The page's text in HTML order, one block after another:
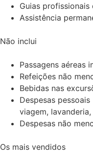
Guias profissionais
Assistência
Não inclui
Passagens aéreas
Refeições não
Bebidas nas
Despesas
viagem, lavanderia,
Despesas não
Os mais vendidos